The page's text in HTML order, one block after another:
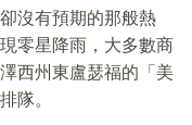
沒有預期的那般熱
零星降雨，大多數商
西州東盧瑟福的「美
隊。